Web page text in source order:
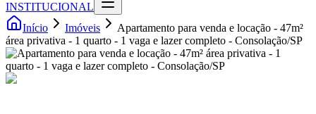
INSTITUCIONAL
Início
Imóveis
Apartamento para venda e locação - 47m²
área privativa - 1 quarto - 1 vaga e lazer completo - Consolação/SP